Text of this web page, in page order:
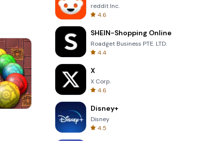
One Stroke
reddit Inc.
4.6
SHEIN-Shopping Online
Roadget Business PTE. LTD.
4.4
X
X Corp.
4.6
Disney+
Disney
4.5